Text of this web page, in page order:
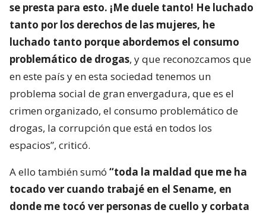
se presta para esto. ¡Me duele tanto! He luchado
tanto por los derechos de las mujeres, he
luchado tanto porque abordemos el consumo
problemático de drogas, y que reconozcamos que
en este país y en esta sociedad tenemos un
problema social de gran envergadura, que es el
crimen organizado, el consumo problemático de
drogas, la corrupción que está en todos los
espacios”, criticó.
A ello también sumó “toda la maldad que me ha
tocado ver cuando trabajé en el Sename, en
donde me tocó ver personas de cuello y corbata